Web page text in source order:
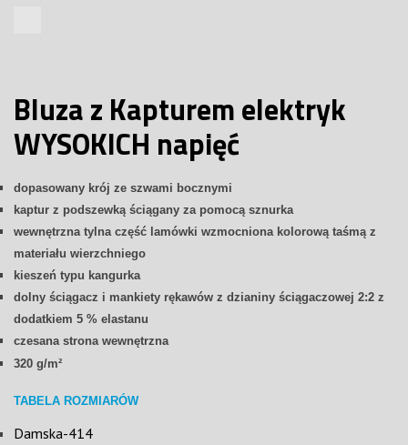
Bluza z Kapturem elektryk
WYSOKICH napięć
dopasowany krój ze szwami bocznymi
kaptur z podszewką ściągany za pomocą sznurka
wewnętrzna tylna część lamówki wzmocniona kolorową taśmą z
materiału wierzchniego
kieszeń typu kangurka
dolny ściągacz i mankiety rękawów z dzianiny ściągaczowej 2:2 z
dodatkiem 5 % elastanu
czesana strona wewnętrzna
320 g/m²
TABELA ROZMIARÓW
Damska-414